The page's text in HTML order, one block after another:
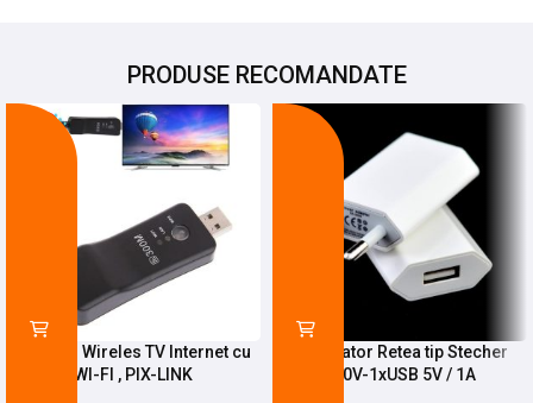
PRODUSE RECOMANDATE
Adaptor Wireles TV Internet cu
WI-FI , PIX-LINK
Incarcator Retea tip Stecher
220V-1xUSB 5V / 1A